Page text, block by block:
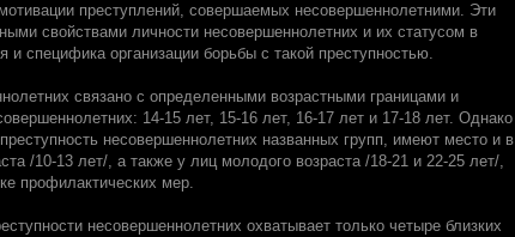
преступлений, совершаемых несовершеннолетними. Эти
свойствами личности несовершеннолетних и их статусом в
и специфика организации борьбы с такой преступностью.
связано с определенными возрастными границами и
14-15 лет, 15-16 лет, 16-17 лет и 17-18 лет. Однако
несовершеннолетних названных групп, имеют место и в
/10-13 лет/, а также у лиц молодого возраста /18-21 и 22-25 лет/,
профилактических мер.
несовершеннолетних охватывает только четыре близких